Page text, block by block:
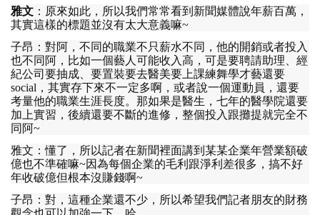
雅文 ： 原來如此 ， 所以我們常常看到新聞媒體說年薪百萬 ，
其實這樣的標題並沒有太大意義嘛~
子昂 ： 對阿 ， 不同的職業不只薪水不同 ， 他的開銷或者投入
也不同阿 ， 比如一個藝人可能收入高 ， 可是要聘請助理
經
紀公司要抽成
要置裝要去醫美要上課練舞學才藝還要
social， 其實存下來不一定多啊 ， 或者說一個運動員 ， 還要
考量他的職業生涯長度。 那如果是醫生 ， 七年的醫學院還要
加上實習 ， 後續還要不斷的進修 ， 整個投入跟攤提就完全不
同阿~
雅文 ：懂了 ， 所以記者在新聞裡面講到某某企業年營業額破
億也不準確嘛~因為每個企業的毛利跟淨利差很多 ， 搞不好
年收破億但根本沒賺錢啊~
子昂 ： 對 ， 這種企業還不少 ， 所以希望我們記者朋友的財務